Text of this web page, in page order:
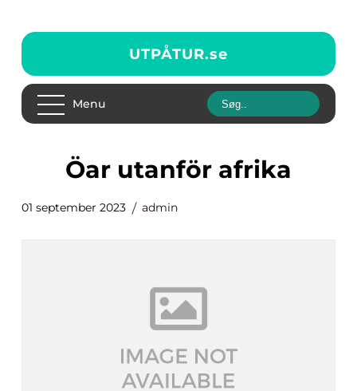
UTPÅTUR.se
Menu
öar utanför afrika
01 september 2023 admin